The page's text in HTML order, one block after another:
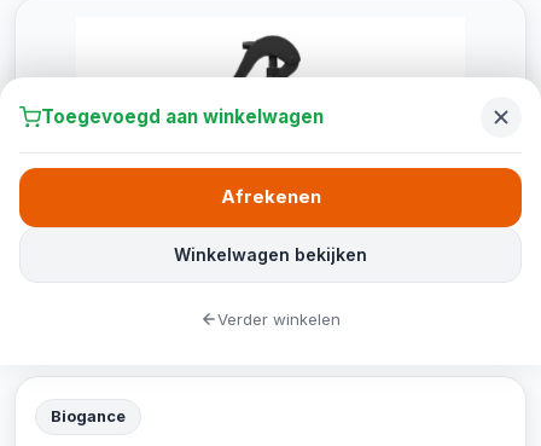
Biogance
Toegevoegd aan winkelwagen
Winkelwagen bekijken
Afrekenen
Verder winkelen